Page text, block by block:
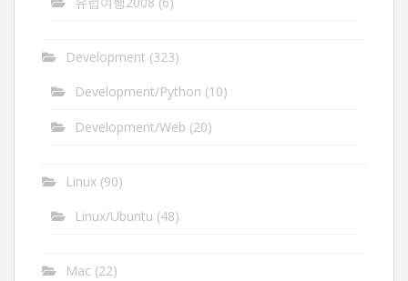
Development (323)
Development/Python (10)
Development/Web (20)
Linux (90)
Linux/Ubuntu (48)
Mac (22)